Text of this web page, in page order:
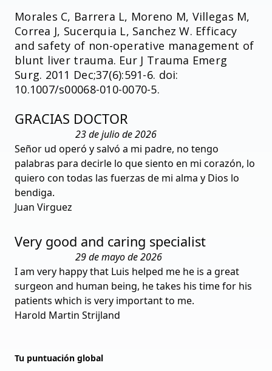
Morales C, Barrera L, Moreno M, Villegas M,
Correa J, Sucerquia L, Sanchez W. Efficacy
and safety of non-operative management of
blunt liver trauma. Eur J Trauma Emerg
Surg. 2011 Dec;37(6):591-6. doi:
10.1007/s00068-010-0070-5.
GRACIAS DOCTOR
23 de julio de 2026
Señor ud operó y salvó a mi padre, no tengo
palabras para decirle lo que siento en mi corazón, lo
quiero con todas las fuerzas de mi alma y Dios lo
bendiga.
Juan Virguez
Very good and caring specialist
29 de mayo de 2026
I am very happy that Luis helped me he is a great
surgeon and human being, he takes his time for his
patients which is very important to me.
Harold Martin Strijland
Tu puntuación global